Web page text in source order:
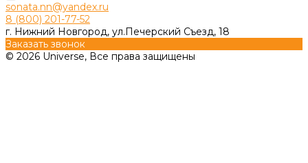
sonata.nn@yandex.ru
8 (800) 201-77-52
г. Нижний Новгород, ул.Печерский Съезд, 18
Заказать звонок
© 2026 Universe, Все права защищены